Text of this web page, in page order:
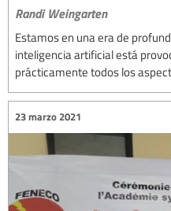
Randi Weingarten
Estamos en una era de
inteligencia artificial está
prácticamente todos los
23 marzo 2021